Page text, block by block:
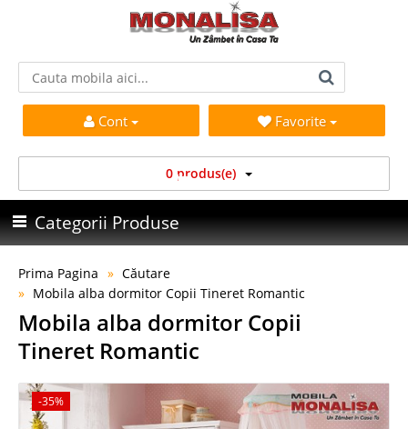
Cont Favorite
0 produs(e)
Categorii Produse
Prima Pagina
Căutare
Mobila alba dormitor Copii Tineret Romantic
Mobila alba dormitor Copii
Tineret Romantic
-35%